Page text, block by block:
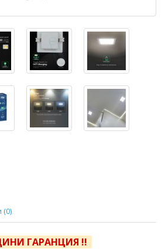
(0)
ГАРАНЦИЯ !!